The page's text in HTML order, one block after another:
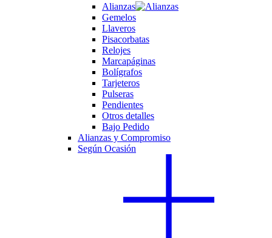
Alianzas
Gemelos
Llaveros
Pisacorbatas
Relojes
Marcapáginas
Bolígrafos
Tarjeteros
Pulseras
Pendientes
Otros detalles
Bajo Pedido
Alianzas y Compromiso
Según Ocasión